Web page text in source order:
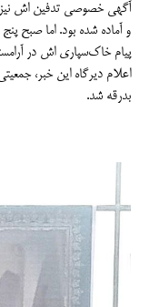
آگهی خصوصی تدفین اش نیز
و آماده شده بود. اما صبح
پیام خاک‌سپاری اش در
اعلام دیرگاه این خبر،
بدرقه شد.